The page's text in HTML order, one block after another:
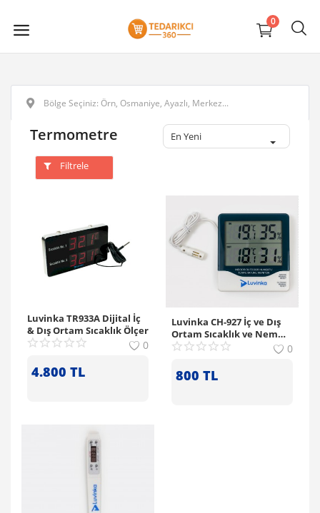
0
Termometre En Yeni
Filtrele
Luvinka TR933A Dijital İç
& Dış Ortam Sıcaklık Ölçer
0
4.800 TL
Luvinka CH-927 İç ve Dış
Ortam Sıcaklık ve Nem
Ölçer
0
800 TL